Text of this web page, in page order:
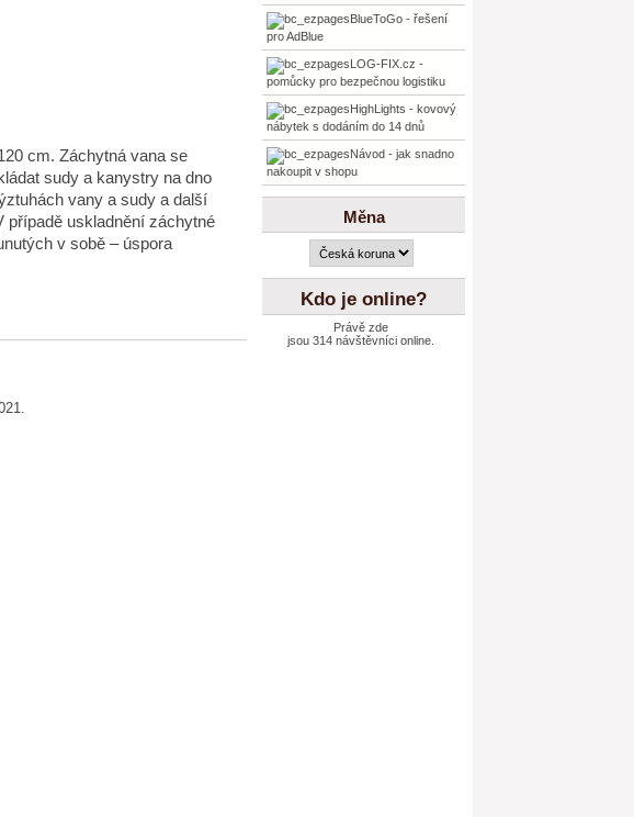
cm. Záchytná vana se
sudy a kanystry na dno
vany a sudy a další
případě uskladnění záchytné
v sobě – úspora
BlueToGo - řešení
pro AdBlue
LOG-FIX.cz -
pomůcky pro bezpečnou logistiku
HighLights - kovový
nábytek s dodáním do 14 dnů
Návod - jak snadno
nakoupit v shopu
Měna
Kdo je online?
Právě zde
jsou 314 návštěvníci online.